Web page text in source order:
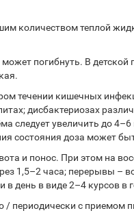
количеством теплой
погибнуть. В детской
течении кишечных
дисбактериозах
следует увеличить до
состояния доза может
и понос. При этом на
1,5–2 часа; перерывы –
день в виде 2–4 курсов в
/ периодически с приемом